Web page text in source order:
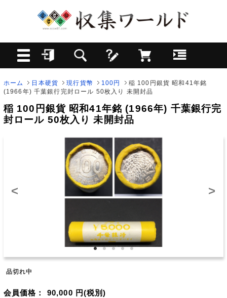
ホーム 日本硬貨 現行貨幣 100円
稲 100円銀貨 昭和41年銘
(1966年) 千葉銀行完封ロール 50枚入り 未開封品
稲 100円銀貨 昭和41年銘 (1966年) 千葉銀行完
封ロール 50枚入り 未開封品
< >
品切れ中
会員価格： 90,000 円(税別)